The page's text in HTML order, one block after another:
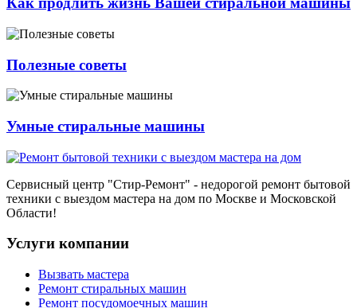
Полезные советы
Умные стиральные машины
Сервисный центр "Стир-Ремонт" - недорогой ремонт бытовой
техники с выездом мастера на дом по Москве и Московской
Области!
Услуги компании
Вызвать мастера
Ремонт стиральных машин
Ремонт посудомоечных машин